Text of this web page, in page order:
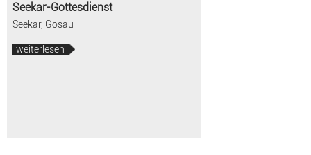
Seekar-Gottesdienst
Seekar, Gosau
weiterlesen